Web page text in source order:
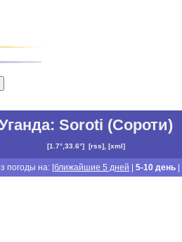
: Soroti (Сороти)
[1.7°,33.6°] [rss], [xml]
погоды на: [ближайшие 5 дней |5-10 день